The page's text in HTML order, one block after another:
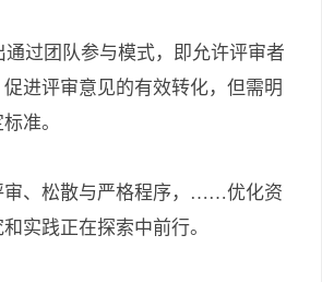
过团队参与模式，即允许评审者
进评审意见的有效转化，但需明
准。
审、松散与严格程序，……优化资
实践正在探索中前行。